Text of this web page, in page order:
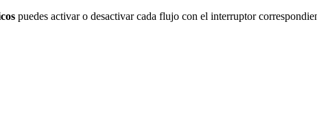
puedes activar o desactivar cada flujo con el interruptor